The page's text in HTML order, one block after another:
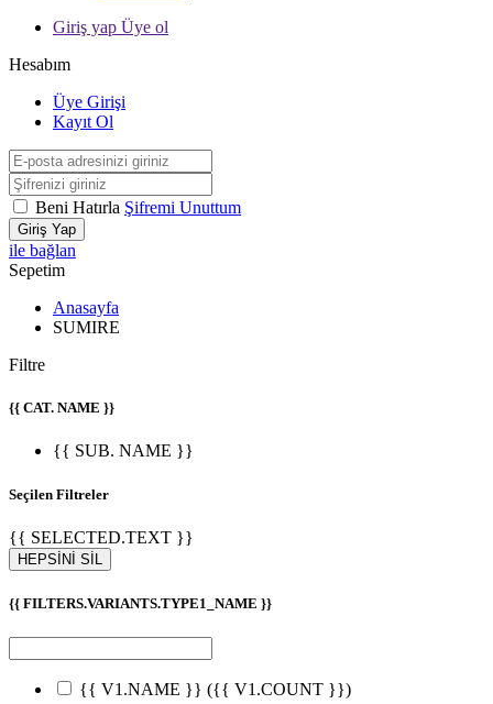
Giriş yap Üye ol
Hesabım
Üye Girişi
Kayıt Ol
Beni Hatırla Şifremi Unuttum
Giriş Yap
ile bağlan
Sepetim
Anasayfa
SUMIRE
Filtre
{{ CAT. NAME }}
{{ SUB. NAME }}
Seçilen Filtreler
{{ SELECTED.TEXT }}
HEPSİNİ SİL
{{ FILTERS.VARIANTS.TYPE1_NAME }}
{{ V1.NAME }} ({{ V1.COUNT }})